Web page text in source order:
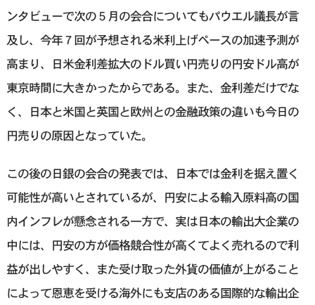
ンタビューで次の５月の会合についてもパウエル議長が言
及し、今年７回が予想される米利上げペースの加速予測が
高まり、日米金利差拡大のドル買い円売りの円安ドル高が
東京時間に大きかったからである。また、金利差だけでな
く、日本と米国と英国と欧州との金融政策の違いも今日の
円売りの原因となっていた。
この後の日銀の会合の発表では、日本では金利を据え置く
可能性が高いとされているが、円安による輸入原料高の国
内インフレが懸念される一方で、実は日本の輸出大企業の
中には、円安の方が価格競合性が高くてよく売れるので利
益が出しやすく、また受け取った外貨の価値が上がること
によって恩恵を受ける海外にも支店のある国際的な輸出企